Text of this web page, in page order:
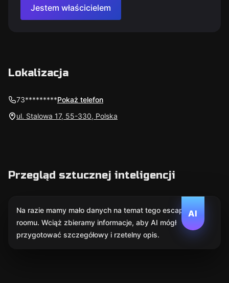
Jestem właścicielem
Lokalizacja
73*********Pokaż telefon
ul. Stalowa 17, 55-330, Polska
Przegląd sztucznej inteligencji
AI
Na razie mamy mało danych na temat tego escape
roomu. Wciąż zbieramy informacje, aby AI mógł
przygotować szczegółowy i rzetelny opis.